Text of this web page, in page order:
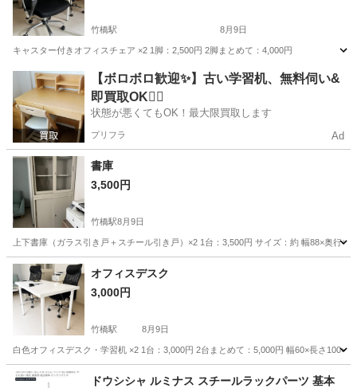
竹橋駅 8月9日
キャスター付きオフィスチェア ×2 1脚：2,500円 2脚まとめて：4,000円
東京 千代田区 竹橋駅 椅子 オフィス
【ボロボロ歓迎✨】古い学習机、無料伺い&
即買取OK🙆‍♀️
状態が悪くてもOK！最大限買取します
プリフラ Ad
書庫
3,500円
竹橋駅8月9日
上下書庫（ガラス引き戸＋スチール引き戸）×2 1台：3,500円 サイズ：約 幅88×奥行
東京 千代田区 収納家具
オフィスデスク
3,000円
竹橋駅 8月9日
白色オフィスデスク・学習机 ×2 1台：3,000円 2台まとめて：5,000円 幅60×長さ100×高
東京 千代田区 テーブル オフィス
ドウシシャ ルミナス スチールラックパーツ 基本